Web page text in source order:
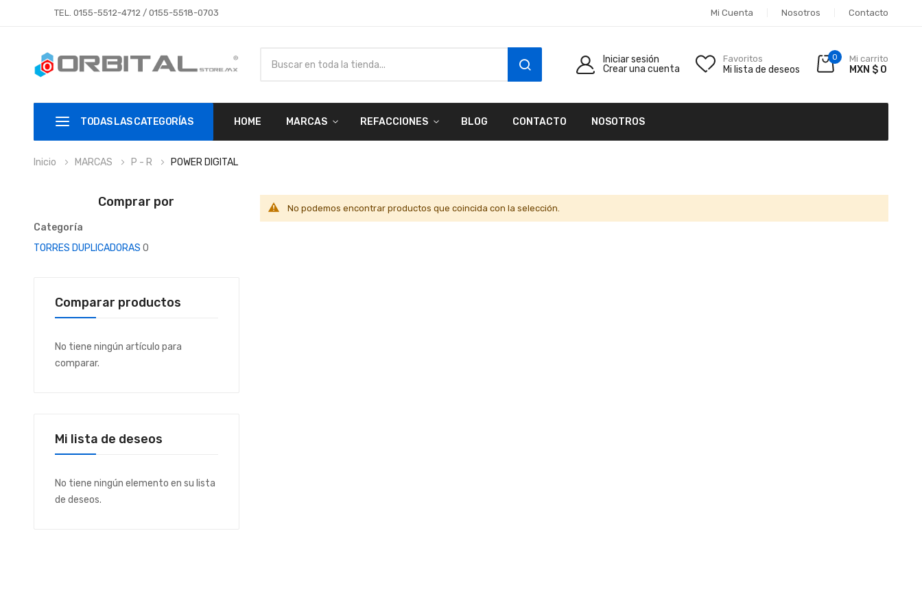
TEL. 0155-5512-4712/ 0155-5518-0703 Mi Cuenta Nosotros Contacto
SEARCH
Iniciar sesión
Crear una cuenta
Favoritos
Mi lista de deseos
0 Mi carrito
MXN $ 0
TODAS LAS CATEGORÍAS HOME MARCAS REFACCIONES BLOG CONTACTO NOSOTROS
Inicio MARCAS P - R POWER DIGITAL
No podemos encontrar productos que coincida con la selección.
Comprar por
Categoría
TORRES DUPLICADORAS 0
Comparar productos
No tiene ningún artículo para
comparar.
Mi lista de deseos
No tiene ningún elemento en su lista
de deseos.